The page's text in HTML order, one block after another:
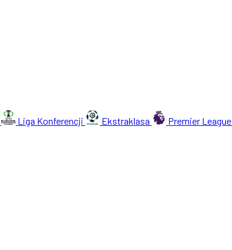
Liga Konferencji Ekstraklasa Premier League